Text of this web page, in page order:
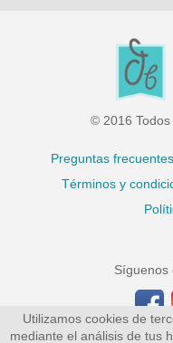
© 2016
Preguntas frecuentes
Términos y
Síguenos
Utilizamos cookies de
mediante el análisis de tus